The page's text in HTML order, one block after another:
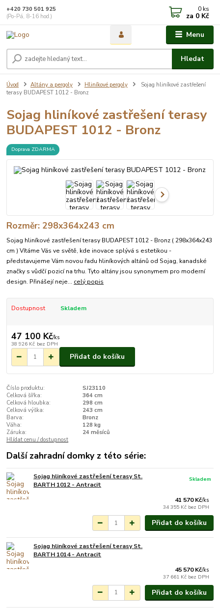
Menu
Hledat
+420 730 501 925
(Po-Pá, 8-16 hod.)
0 ks
za 0 Kč
Úvod Altány a pergoly Hliníkové pergoly
Sojag hliníkové zastřešení
terasy BUDAPEST 1012 - Bronz
Sojag hliníkové zastřešení terasy
BUDAPEST 1012 - Bronz
Doprava ZDARMA
Rozměr: 298x364x243 cm
Sojag hliníkové zastřešení terasy BUDAPEST 1012 - Bronz ( 298x364x243
cm ) Vítáme Vás ve světě, kde inovace splývá s estetikou -
představujeme Vám novou řadu hliníkových altánů od Sojag, kanadské
značky s vůdčí pozicí na trhu. Tyto altány jsou synonymem pro moderní
design. Přinášejí neje... celý popis
Dostupnost Skladem
47 100 Kč/ks
38 926 Kč bez DPH
Přidat do košíku
Číslo produktu:
SJ23110
Celková šířka:
364 cm
Celková hloubka:
298 cm
Celková výška:
243 cm
Barva:
Bronz
Váha:
128 kg
Záruka:
24 měsíců
Hlídat cenu / dostupnost
Další zahradní domky z této série:
Sojag hliníkové zastřešení terasy St.
BARTH 1012 - Antracit
41 570 Kč/ks
34 355 Kč bez DPH
Skladem
Přidat do košíku
Sojag hliníkové zastřešení terasy St.
BARTH 1014 - Antracit
45 570 Kč/ks
37 661 Kč bez DPH
Přidat do košíku